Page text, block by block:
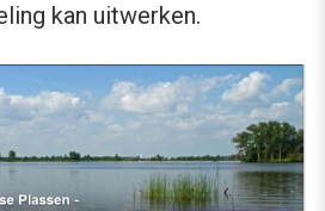
kan uitwerken.